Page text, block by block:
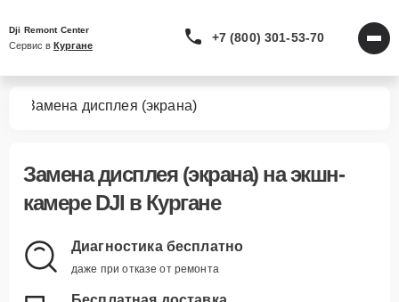
Dji Remont Center
Сервис в Кургане
+7 (800) 301-53-70
Замена дисплея (экрана)
Замена дисплея (экрана)на экшн-
камере DJI в Кургане
Диагностика бесплатно
даже при отказе от ремонта